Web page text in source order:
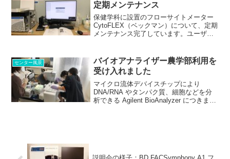
定期メンテナンス
保健学科に設置のフローサイトメーター
CytoFLEX（ベックマン）について、定期
メンテナンス完了しています。ユーザー
ース液のみ、残り少なくなっていますの
で、2024....
センター風景
バイオアナライザー農学部利用を
受け入れました
マイクロ流体デバイスチップにより
DNA/RNA やタンパク質、細胞などを分
析できる Agilent BioAnalyzer につきまし
説明会の様子：BD FACSymphony A1 フ